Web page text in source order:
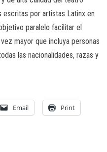
escritas por artistas Latinx en
paralelo facilitar el
mayor que incluya personas
las nacionalidades, razas y
Email Print